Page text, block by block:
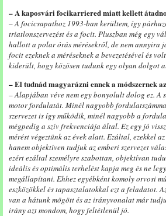
– A kaposvári focikarriered miatt kellett
– A focicsapathoz 1993-ban kerültem, így
triatlonszervezést és a focit. Pluszban még egy
hallott a polar órás mérésekről, de nem annyira
focit ezeknek a méréseknek a bevezetésével és
kiderült, hogy közösen tudunk egy olyan
– El tudnád magyarázni ennek a módszernek
– Alapjában véve nem egy bonyolult dolog ez.
motor fordulatát. Minél nagyobb
szervezet is így működik, minél nagyobb a
mégpedig a szív frekvenciája által. Ez egy jó
mérést végeztünk az évek alatt. Ezáltal, ezekkel
hanem objektíven tudjuk az emberi szervezet
ezért ezáltal személyre szabottan, objektívan
ideális és optimális terhelést kapja meg és ne
megállapítani. Ehhez egyébként komoly orvosi
eszközökkel és tapasztalatokkal ezt a feladatot.
van a hátunk mögött és az irányvonalat már
irány azt mondom, hogy feltétlenül jó.